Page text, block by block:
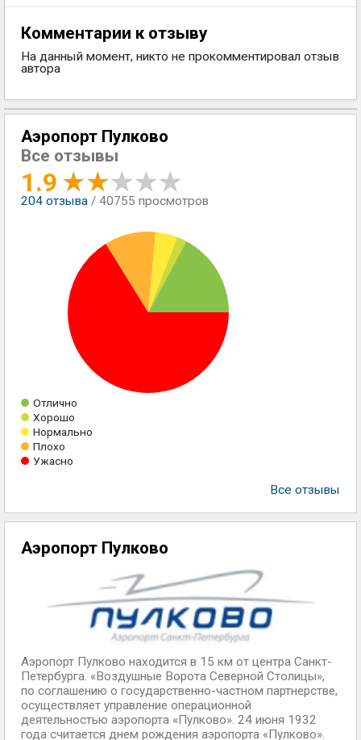
Комментарии к отзыву
На данный момент, никто не прокомментировал отзыв
автора
Аэропорт Пулково
Все отзывы
1.9
204 отзыва / 40755 просмотров
Отлично
Хорошо
Нормально
Плохо
Ужасно
Все отзывы
Аэропорт Пулково
Аэропорт Пулково находится в 15 км от центра Санкт-
Петербурга. «Воздушные Ворота Северной Столицы»,
по соглашению о государственно-частном партнерстве,
осуществляет управление операционной
деятельностью аэропорта «Пулково». 24 июня 1932
года считается днем рождения аэропорта «Пулково».